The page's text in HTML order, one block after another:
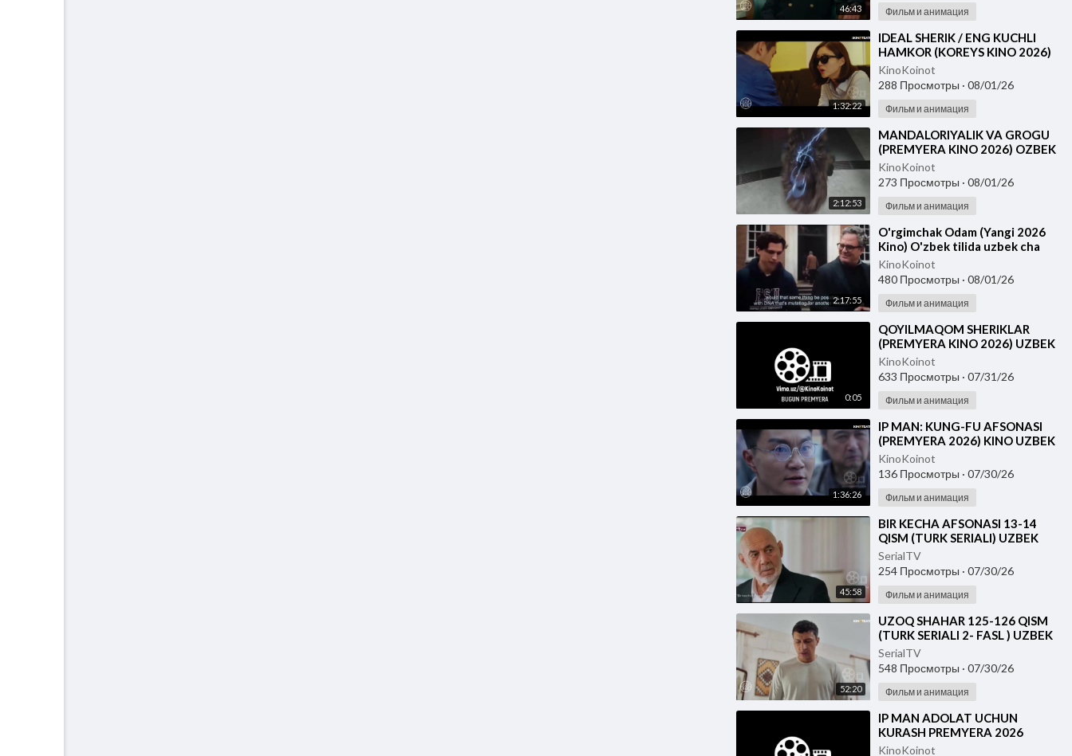
46:43 Фильм и анимация
1:32:22
⁣IDEAL SHERIK / ENG KUCHLI
HAMKOR (KOREYS KINO 2026)
UZBEK TILIDA
KinoKoinot
288 Просмотры · 08/01/26
Фильм и анимация
2:12:53
⁣MANDALORIYALIK VA GROGU
(PREMYERA KINO 2026) OZBEK
TILIDA
KinoKoinot
273 Просмотры · 08/01/26
Фильм и анимация
2:17:55
⁣O'rgimchak Odam (Yangi 2026
Kino) O'zbek tilida uzbek cha
KinoKoinot
480 Просмотры · 08/01/26
Фильм и анимация
0:05
⁣QOYILMAQOM SHERIKLAR
(PREMYERA KINO 2026) UZBEK
TILIDA
KinoKoinot
633 Просмотры · 07/31/26
Фильм и анимация
1:36:26
⁣IP MAN: KUNG-FU AFSONASI
(PREMYERA 2026) KINO UZBEK
TILIDA - SKACHAT
KinoKoinot
136 Просмотры · 07/30/26
Фильм и анимация
45:58
⁣BIR KECHA AFSONASI 13-14
QISM (TURK SERIALI) UZBEK
TILIDA
SerialTV
254 Просмотры · 07/30/26
Фильм и анимация
52:20
⁣UZOQ SHAHAR 125-126 QISM
(TURK SERIALI 2- FASL ) UZBEK
TILIDA
SerialTV
548 Просмотры · 07/30/26
Фильм и анимация
⁣IP MAN ADOLAT UCHUN
KURASH PREMYERA 2026
UZBEK TILIDA
KinoKoinot